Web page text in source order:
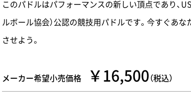
このパドルはパフォーマンスの新しい頂点であり、
ルボール協会）公認の競技用パドルです。今すぐあ
させよう。
メーカー希望小売価格 ￥16,500 （税込）